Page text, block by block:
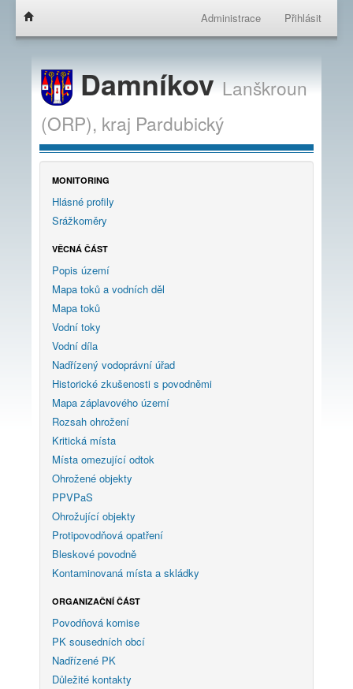
Administrace Přihlásit
DamníkovLanškroun
(ORP), kraj Pardubický
MONITORING
Hlásné profily
Srážkoměry
VĚCNÁ ČÁST
Popis území
Mapa toků a vodních děl
Mapa toků
Vodní toky
Vodní díla
Nadřízený vodoprávní úřad
Historické zkušenosti s povodněmi
Mapa záplavového území
Rozsah ohrožení
Kritická místa
Místa omezující odtok
Ohrožené objekty
PPVPaS
Ohrožující objekty
Protipovodňová opatření
Bleskové povodně
Kontaminovaná místa a skládky
ORGANIZAČNÍ ČÁST
Povodňová komise
PK sousedních obcí
Nadřízené PK
Důležité kontakty